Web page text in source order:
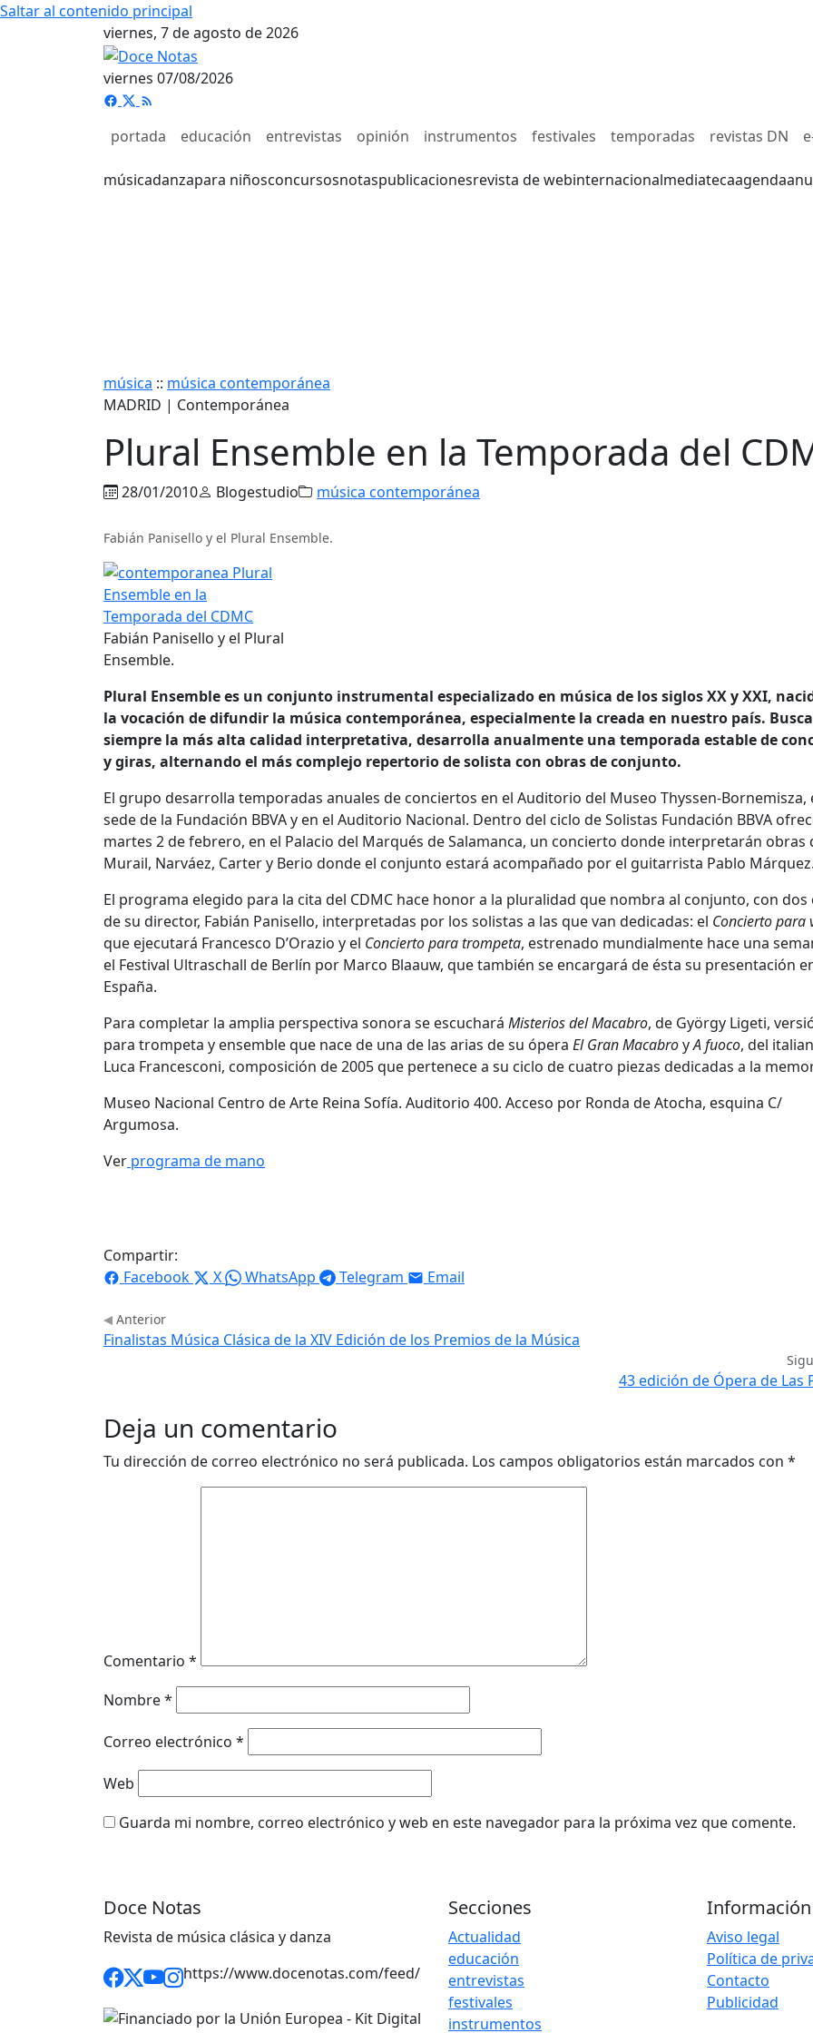
Saltar al contenido principal
viernes, 7 de agosto de 2026
viernes 07/08/2026
portada educación entrevistas opinión instrumentos festivales temporadas revistas DN
músicadanzapara niñosconcursosnotaspublicacionesrevista de webinternacionalmediatecaagenda
música :: música contemporánea
MADRID | Contemporánea
Plural Ensemble en la Temporada del
28/01/2010 Blogestudio música contemporánea
Fabián Panisello y el Plural Ensemble.
Fabián Panisello y el Plural
Ensemble.
Plural Ensemble es un conjunto instrumental especializado en música de los siglos XX y XXI,
la vocación de difundir la música contemporánea, especialmente la creada en nuestro país.
siempre la más alta calidad interpretativa, desarrolla anualmente una temporada estable de
y giras, alternando el más complejo repertorio de solista con obras de conjunto.
El grupo desarrolla temporadas anuales de conciertos en el Auditorio del Museo Thyssen-Bornemisza,
sede de la Fundación BBVA y en el Auditorio Nacional. Dentro del ciclo de Solistas Fundación BBVA
martes 2 de febrero, en el Palacio del Marqués de Salamanca, un concierto donde interpretarán obras
Murail, Narváez, Carter y Berio donde el conjunto estará acompañado por el guitarrista Pablo Márquez.
El programa elegido para la cita del CDMC hace honor a la pluralidad que nombra al conjunto, con dos
de su director, Fabián Panisello, interpretadas por los solistas a las que van dedicadas: el Concierto para
que ejecutará Francesco D’Orazio y el Concierto para trompeta, estrenado mundialmente hace una
el Festival Ultraschall de Berlín por Marco Blaauw, que también se encargará de ésta su presentación
España.
Para completar la amplia perspectiva sonora se escuchará Misterios del Macabro, de György Ligeti,
para trompeta y ensemble que nace de una de las arias de su ópera El Gran MacabroyA fuoco, del
Luca Francesconi, composición de 2005 que pertenece a su ciclo de cuatro piezas dedicadas a la
Museo Nacional Centro de Arte Reina Sofía. Auditorio 400. Acceso por Ronda de Atocha, esquina C/
Argumosa.
Ver programa de mano
Compartir:
Facebook
X WhatsApp Telegram Email
Anterior
Finalistas Música Clásica de la XIV Edición de los Premios de la Música
43 edición de Ópera de Las
Deja un comentario
Tu dirección de correo electrónico no será publicada. Los campos obligatorios están marcados con *
Comentario *
Nombre*
Correo electrónico *
Web
Guarda mi nombre, correo electrónico y web en este navegador para la próxima vez que comente.
Doce Notas
Revista de música clásica y danza
https://www.docenotas.com/feed/
Secciones
Actualidad
educación
entrevistas
festivales
instrumentos
Información
Aviso legal
Política de
Contacto
Publicidad